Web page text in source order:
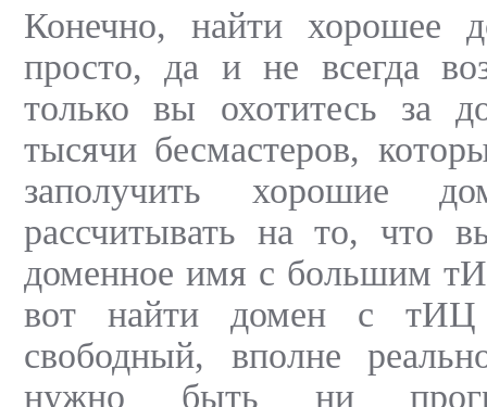
Конечно, найти хорошее
просто, да и не всегда
только вы охотитесь за
тысячи бесмастеров,
заполучить хорошие
рассчитывать на то, что
доменное имя с большим
вот найти домен с
свободный, вполне
нужно быть ни